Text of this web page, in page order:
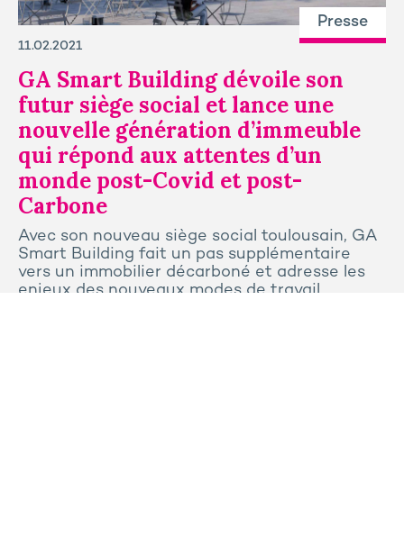
Presse
11.02.2021
GA Smart Building dévoile son
futur siège social et lance une
nouvelle génération d’immeuble
qui répond aux attentes d’un
monde post-Covid et post-
Carbone
Avec son nouveau siège social toulousain, GA
Smart Building fait un pas supplémentaire
vers un immobilier décarboné et adresse les
enjeux des nouveaux modes de travail.